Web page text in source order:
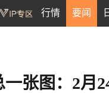
行情 要闻
张图：2月